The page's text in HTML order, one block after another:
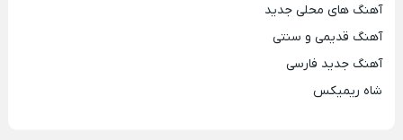
آهنگ های محلی جدید
آهنگ قدیمی و سنتی
آهنگ جدید فارسی
شاه ریمیکس